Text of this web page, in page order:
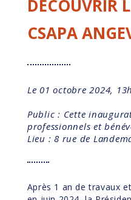
DÉCOUVRIR
CSAPA
Le 01 octobre 2024,
Public : Cette
professionnels et
Lieu : 8 rue de
Après 1 an de travaux